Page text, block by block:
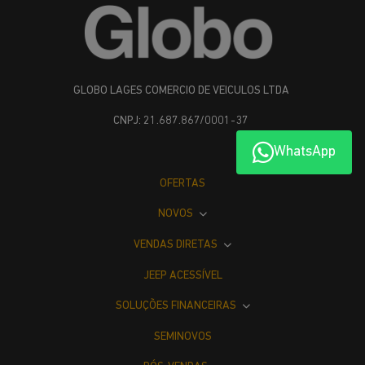
WhatsApp
GLOBO LAGES COMERCIO DE VEICULOS LTDA
CNPJ: 21.687.867/0001-37
OFERTAS
NOVOS
VENDAS DIRETAS
JEEP ACESSÍVEL
SOLUÇÕES FINANCEIRAS
SEMINOVOS